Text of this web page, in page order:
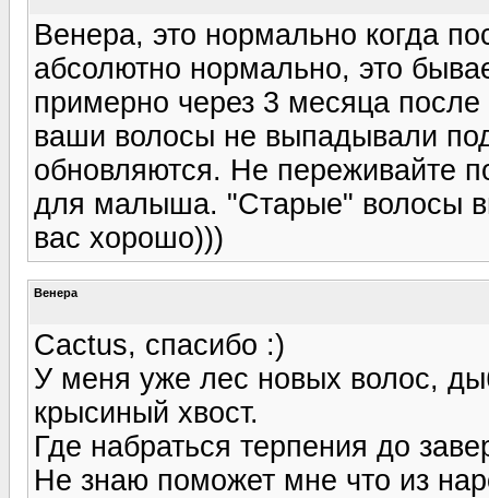
Венера, это нормально когда
абсолютно нормально, это
примерно через 3 месяца
ваши волосы не выпадывали
обновляются. Не переживайте
для малыша. "Старые" волосы
вас хорошо)))
Венера
Cactus, спасибо :)
У меня уже лес новых волос,
крысиный хвост.
Где набраться терпения до
Не знаю поможет мне что из